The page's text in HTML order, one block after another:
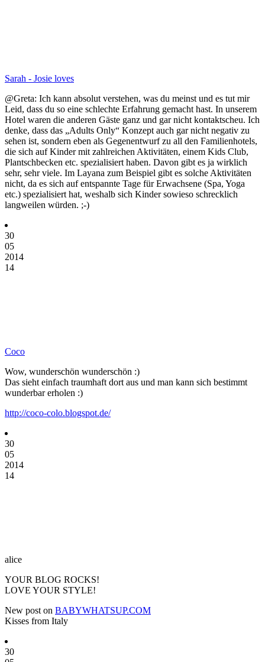
Sarah - Josie loves
@Greta: Ich kann absolut verstehen, was du meinst und es tut mir
Leid, dass du so eine schlechte Erfahrung gemacht hast. In unserem
Hotel waren die anderen Gäste ganz und gar nicht kontaktscheu. Ich
denke, dass das „Adults Only“ Konzept auch gar nicht negativ zu
sehen ist, sondern eben als Gegenentwurf zu all den Familienhotels,
die sich auf Kinder mit zahlreichen Aktivitäten, einem Kids Club,
Plantschbecken etc. spezialisiert haben. Davon gibt es ja wirklich
sehr, sehr viele. Im Layana zum Beispiel gibt es solche Aktivitäten
nicht, da es sich auf entspannte Tage für Erwachsene (Spa, Yoga
etc.) spezialisiert hat, weshalb sich Kinder sowieso schrecklich
langweilen würden. ;-)
30
05
2014
14
Coco
Wow, wunderschön wunderschön :)
Das sieht einfach traumhaft dort aus und man kann sich bestimmt
wunderbar erholen :)
http://coco-colo.blogspot.de/
30
05
2014
14
alice
YOUR BLOG ROCKS!
LOVE YOUR STYLE!
New post on BABYWHATSUP.COM
Kisses from Italy
30